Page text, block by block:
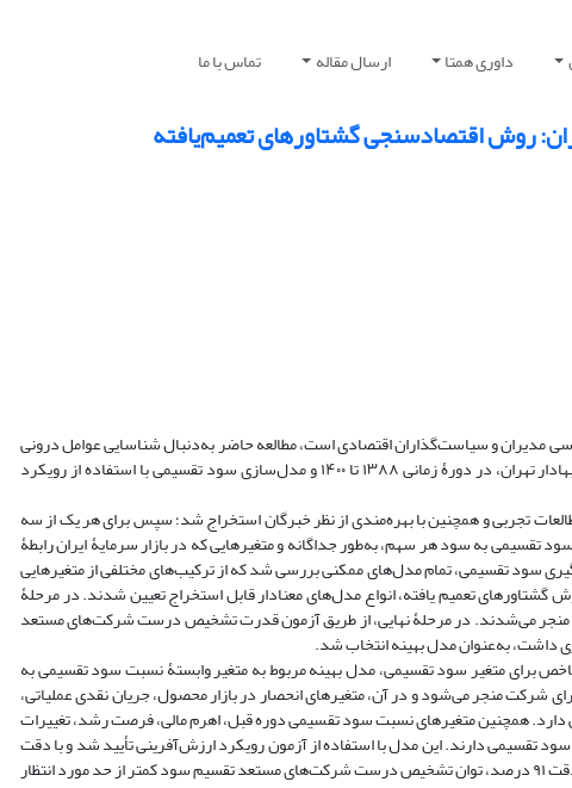
داوری همتا ارسال مقاله تماس با ما
روش اقتصادسنجی گشتاورهای تعمیم‌یافته
مدیران و سیاست‌گذاران اقتصادی است، مطالعه حاضر به‌دنبال شناسایی عوامل درونی
و بیرونی تعیین‌کنندۀ سیاست تقسیم سود، در شرکت‌های پدیرفته شده در بورس اوراق بهادار تهران، در دورۀ زمانی ۱۳۸۸ تا ۱۴۰۰ و مدل‌سازی سود تقسیمی با استفاده از رویکرد
تجربی و همچنین با بهره‌مندی از نظر خبرگان استخراج شد؛ سپس برای هر یک از سه
به سود هر سهم، به‌طور جداگانه و متغیرهایی که در بازار سرمایۀ ایران رابطۀ
سود تقسیمی، تمام مدل‌های ممکنی بررسی شد که از ترکیب‌های مختلفی از متغیرهایی
تعمیم یافته، انواع مدل‌های معنادار قابل استخراج تعیین شدند. در مرحلۀ
منجر می‌شدند. در مرحلۀ نهایی، از طریق آزمون قدرت تشخیص درست شرکت‌های مستعد
داشت، به‌عنوان مدل بهینه انتخاب شد.
سود تقسیمی و سه شاخص برای متغیر سود تقسیمی، مدل بهینه مربوط به متغیر وابستۀ نسبت سود تقسیمی به
برای شرکت منجر می‌شود و در آن، متغیرهای انحصار در بازار محصول، جریان نقدی عملیاتی،
همچنین متغیرهای نسبت سود تقسیمی دوره قبل، اهرم مالی، فرصت رشد، تغییرات
تقسیمی دارند. این مدل با استفاده از آزمون رویکرد ارزش‌آفرینی تأیید شد و با دقت
۸۴ درصد، توان تشخیص درست شرکت‌های مستعد تقسیم سود بیش از حد مورد انتظار و دقت ۹۱ درصد، توان تشخیص درست شرکت‌های مستعد تقسیم سود کمتر از حد مورد انتظار